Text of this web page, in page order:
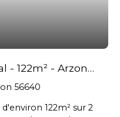
- 122m² - Arzon
56640
122m² sur 2